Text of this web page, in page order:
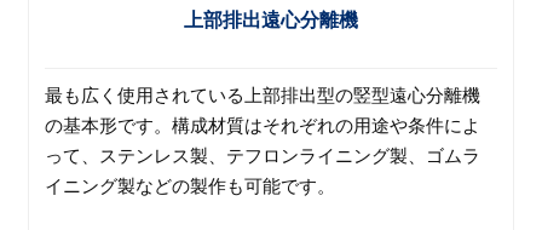
上部排出遠心分離機
最も広く使用されている上部排出型の竪型遠心分離機
の基本形です。構成材質はそれぞれの用途や条件によ
って、ステンレス製、テフロンライニング製、ゴムラ
イニング製などの製作も可能です。